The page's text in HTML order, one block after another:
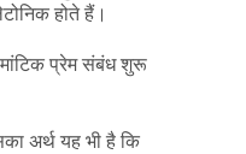
होते हैं।
प्रेम संबंध शुरू
अर्थ यह भी है कि